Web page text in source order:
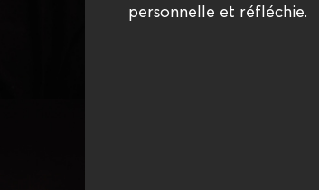
personnelle et réfléchie.